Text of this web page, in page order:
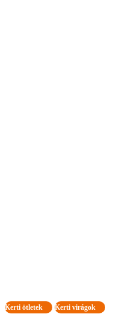
Kerti ötletek Kerti virágok